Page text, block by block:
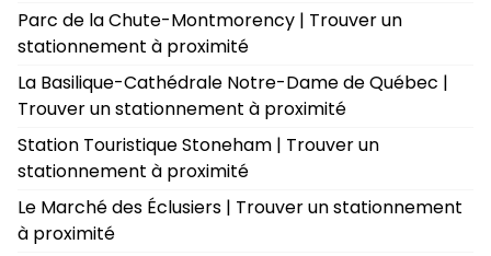
Parc de la Chute-Montmorency | Trouver un
stationnement à proximité
La Basilique-Cathédrale Notre-Dame de Québec |
Trouver un stationnement à proximité
Station Touristique Stoneham | Trouver un
stationnement à proximité
Le Marché des Éclusiers | Trouver un stationnement
à proximité